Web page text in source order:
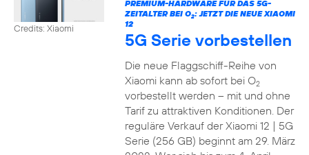
Credits: Xiaomi
PREMIUM-HARDWARE FÜR DAS 5G-
ZEITALTER BEI O2: JETZT DIE NEUE XIAOMI
12
5G Serie vorbestellen
Die neue Flaggschiff-Reihe von
Xiaomi kann ab sofort bei O2
vorbestellt werden – mit und ohne
Tarif zu attraktiven Konditionen. Der
reguläre Verkauf der Xiaomi 12 | 5G
Serie (256 GB) beginnt am 29. März